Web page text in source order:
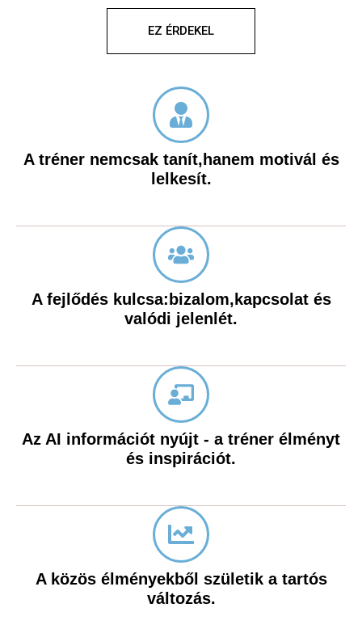
EZ ÉRDEKEL
A tréner nemcsak tanít,hanem motivál és
lelkesít.
A fejlődés kulcsa:bizalom,kapcsolat és
valódi jelenlét.
Az AI információt nyújt - a tréner élményt
és inspirációt.
A közös élményekből születik a tartós
változás.